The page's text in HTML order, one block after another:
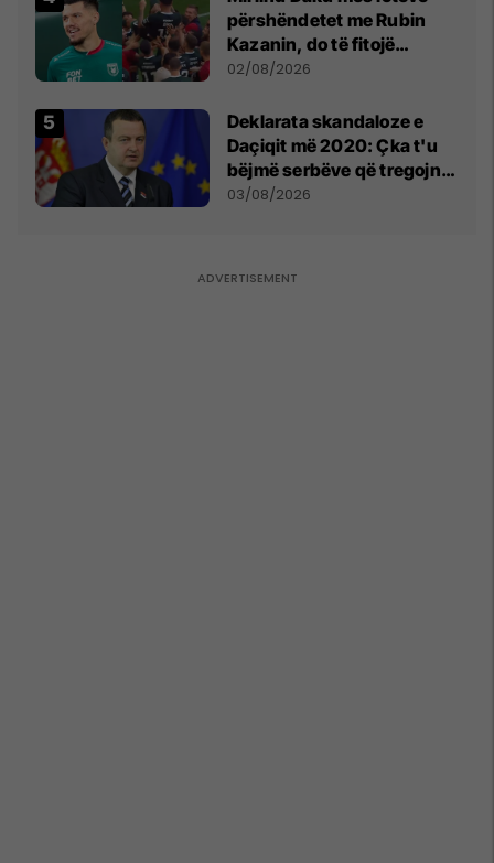
përshëndetet me Rubin
Kazanin, do të fitojë
miliona te Spartak Moska
02/08/2026
​Deklarata skandaloze e
Daçiqit më 2020: Çka t'u
bëjmë serbëve që tregojnë
ku janë varrosur shqiptarët
03/08/2026